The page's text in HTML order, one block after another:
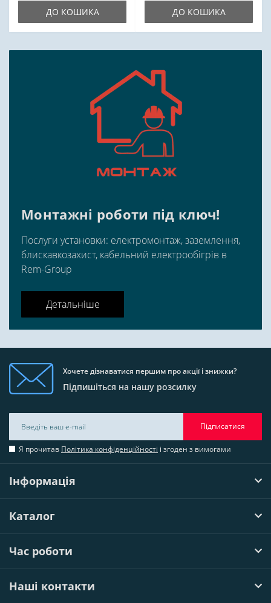
ДО КОШИКА ДО КОШИКА
Монтажні роботи під ключ!
Послуги установки: електромонтаж, заземлення,
блискавкозахист, кабельний електрообігрів в
Rem-Group
Детальніше
Хочете дізнаватися першим про акції і знижки?
Підпишіться на нашу розсилку
Підписатися
Я прочитав Політика конфіденційності і згоден з вимогами
Інформація
Каталог
Час роботи
Наші контакти